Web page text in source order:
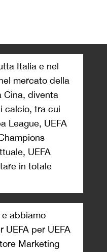
Italia e nel
mercato della
Cina, diventa
calcio, tra cui
League, UEFA
UEFA
in totale
e abbiamo
per UEFA
Marketing